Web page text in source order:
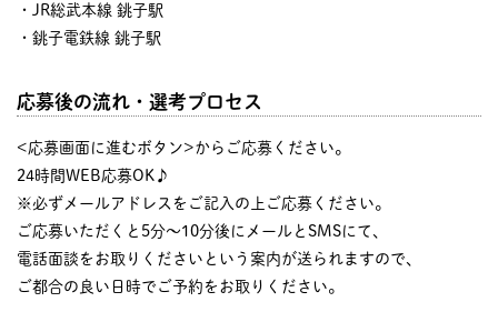
・JR総武本線 銚子駅
・銚子電鉄線 銚子駅
応募後の流れ・選考プロセス
<応募画面に進むボタン>からご応募ください。
24時間WEB応募OK♪
※必ずメールアドレスをご記入の上ご応募ください。
ご応募いただくと5分～10分後にメールとSMSにて、
電話面談をお取りくださいという案内が送られますので、
ご都合の良い日時でご予約をお取りください。